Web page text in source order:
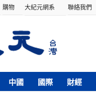
購物 大紀元網系 聯絡我們
中國 國際 財經